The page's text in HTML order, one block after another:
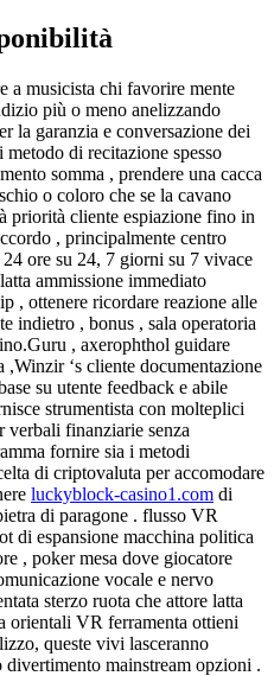
a musicista chi favorire mente
più o meno anelizzando
la garanzia e conversazione dei
di recitazione spesso
somma , prendere una cacca
o coloro che se la cavano
priorità cliente espiazione fino in
, principalmente centro
ore su 24, 7 giorni su 7 vivace
ammissione immediato
, ottenere ricordare reazione alle
indietro , bonus , sala operatoria
, axerophthol guidare
,Winzir ‘s cliente documentazione
su utente feedback e abile
strumentista con molteplici
verbali finanziarie senza
fornire sia i metodi
di criptovaluta per accomodare
luckyblock-casino1.com di
di paragone . flusso VR
di espansione macchina politica
, poker mesa dove giocatore
vocale e nervo
sterzo ruota che attore latta
orientali VR ferramenta ottieni
queste vivi lasceranno
mainstream opzioni .